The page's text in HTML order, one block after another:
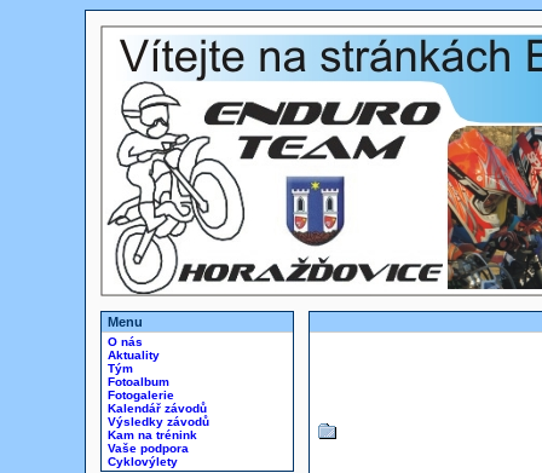
Menu
O nás
Aktuality
Tým
Fotoalbum
Fotogalerie
Kalendář závodů
Výsledky závodů
Kam na trénink
Vaše podpora
Cyklovýlety